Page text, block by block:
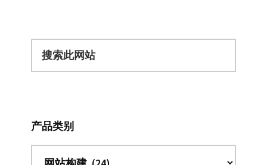
产品类别